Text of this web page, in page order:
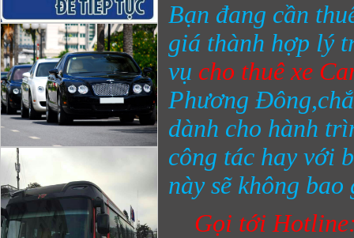
Bạn đang cần
giá thành hợp lý
vụ cho thuê xe
Phương
dành cho hành
công tác hay với
này sẽ không
Gọi tới